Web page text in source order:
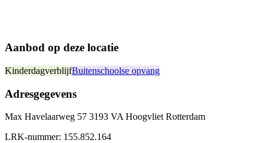
Aanbod op deze locatie
KinderdagverblijfBuitenschoolse opvang
Adresgegevens
Max Havelaarweg 57 3193 VA Hoogvliet Rotterdam
LRK-nummer: 155.852.164